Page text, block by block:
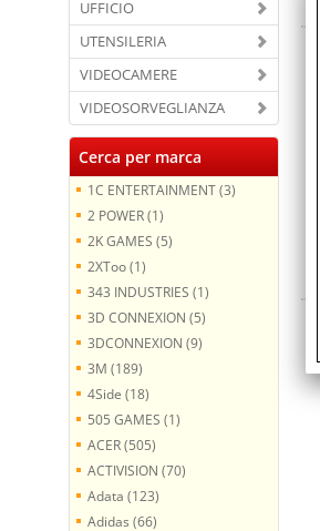
UFFICIO
UTENSILERIA
VIDEOCAMERE
VIDEOSORVEGLIANZA
Cerca per marca
1C ENTERTAINMENT (3)
2 POWER (1)
2K GAMES (5)
2XToo (1)
343 INDUSTRIES (1)
3D CONNEXION (5)
3DCONNEXION (9)
3M (189)
4Side (18)
505 GAMES (1)
ACER (505)
ACTIVISION (70)
Adata (123)
Adidas (66)